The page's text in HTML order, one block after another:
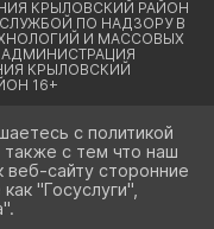
с политикой
с тем что наш
сайту сторонние
"Госуслуги",